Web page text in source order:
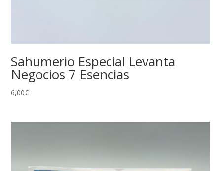
Sahumerio Especial Levanta
Negocios 7 Esencias
6,00€